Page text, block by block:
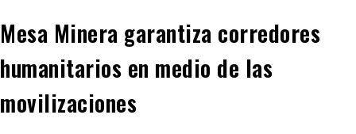
Mesa Minera garantiza corredores
humanitarios en medio de las
movilizaciones